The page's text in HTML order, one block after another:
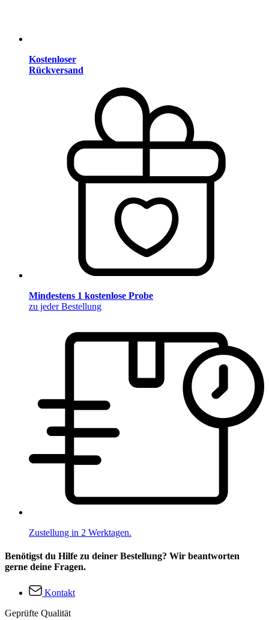
Kostenloser
Rückversand
Mindestens 1 kostenlose Probe
zu jeder Bestellung
Zustellung in 2 Werktagen.
Benötigst du Hilfe zu deiner Bestellung? Wir beantworten
gerne deine Fragen.
Kontakt
Geprüfte Qualität